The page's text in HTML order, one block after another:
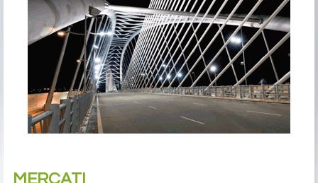
MERCATI